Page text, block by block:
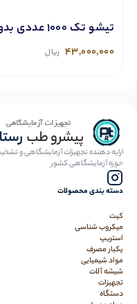
تیشو تک 1000 عددی بدون درب
43,000,000 ریال
حوزه آزمایشگاهی کشور
دسته بندی محصولات
کیت
میکروب شناسی
استریپ
یکبار مصرف
مواد شیمیایی
شیشه آلات
تجهیزات
دستگاه